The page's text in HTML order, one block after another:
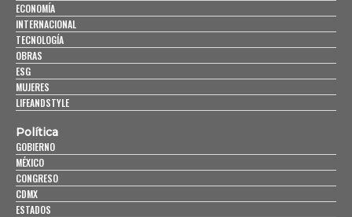
ECONOMÍA
INTERNACIONAL
TECNOLOGÍA
OBRAS
ESG
MUJERES
LIFEANDSTYLE
Política
GOBIERNO
MÉXICO
CONGRESO
CDMX
ESTADOS